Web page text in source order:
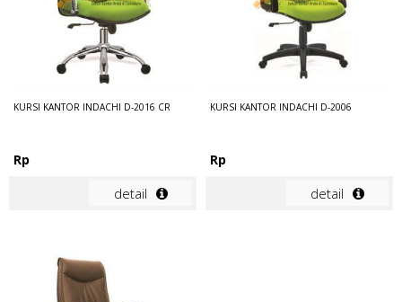
KURSI KANTOR INDACHI D-2016 CR
Rp
detail
KURSI KANTOR INDACHI D-2006
Rp
detail